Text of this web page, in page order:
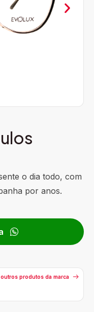
o dia todo, com
por anos.
outros produtos da marca